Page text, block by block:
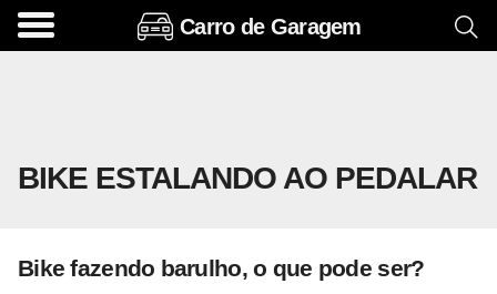
Carro de Garagem
BIKE ESTALANDO AO PEDALAR
Bike fazendo barulho, o que pode ser?
A
s
i